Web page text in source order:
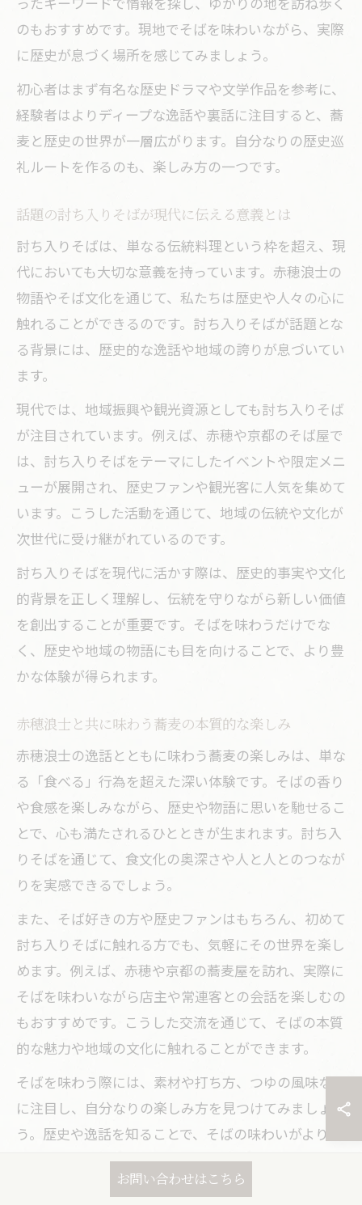
のもおすすめです。現地でそばを味わいながら、実際
に歴史が息づく場所を感じてみましょう。
初心者はまず有名な歴史ドラマや文学作品を参考に、
経験者はよりディープな逸話や裏話に注目すると、蕎
麦と歴史の世界が一層広がります。自分なりの歴史巡
礼ルートを作るのも、楽しみ方の一つです。
話題の討ち入りそばが現代に伝える意義とは
討ち入りそばは、単なる伝統料理という枠を超え、現
代においても大切な意義を持っています。赤穂浪士の
物語やそば文化を通じて、私たちは歴史や人々の心に
触れることができるのです。討ち入りそばが話題とな
る背景には、歴史的な逸話や地域の誇りが息づいてい
ます。
現代では、地域振興や観光資源としても討ち入りそば
が注目されています。例えば、赤穂や京都のそば屋で
は、討ち入りそばをテーマにしたイベントや限定メニ
ューが展開され、歴史ファンや観光客に人気を集めて
います。こうした活動を通じて、地域の伝統や文化が
次世代に受け継がれているのです。
討ち入りそばを現代に活かす際は、歴史的事実や文化
的背景を正しく理解し、伝統を守りながら新しい価値
を創出することが重要です。そばを味わうだけでな
く、歴史や地域の物語にも目を向けることで、より豊
かな体験が得られます。
赤穂浪士と共に味わう蕎麦の本質的な楽しみ
赤穂浪士の逸話とともに味わう蕎麦の楽しみは、単な
る「食べる」行為を超えた深い体験です。そばの香り
や食感を楽しみながら、歴史や物語に思いを馳せるこ
とで、心も満たされるひとときが生まれます。討ち入
りそばを通じて、食文化の奥深さや人と人とのつなが
りを実感できるでしょう。
また、そば好きの方や歴史ファンはもちろん、初めて
討ち入りそばに触れる方でも、気軽にその世界を楽し
めます。例えば、赤穂や京都の蕎麦屋を訪れ、実際に
そばを味わいながら店主や常連客との会話を楽しむの
もおすすめです。こうした交流を通じて、そばの本質
的な魅力や地域の文化に触れることができます。
そばを味わう際には、素材や打ち方、つゆの風味など
に注目し、自分なりの楽しみ方を見つけてみましょ
う。歴史や逸話を知ることで、そばの味わいがより一
層深まり、日常の食事が特別な体験へと変わるはずで
お問い合わせはこちら